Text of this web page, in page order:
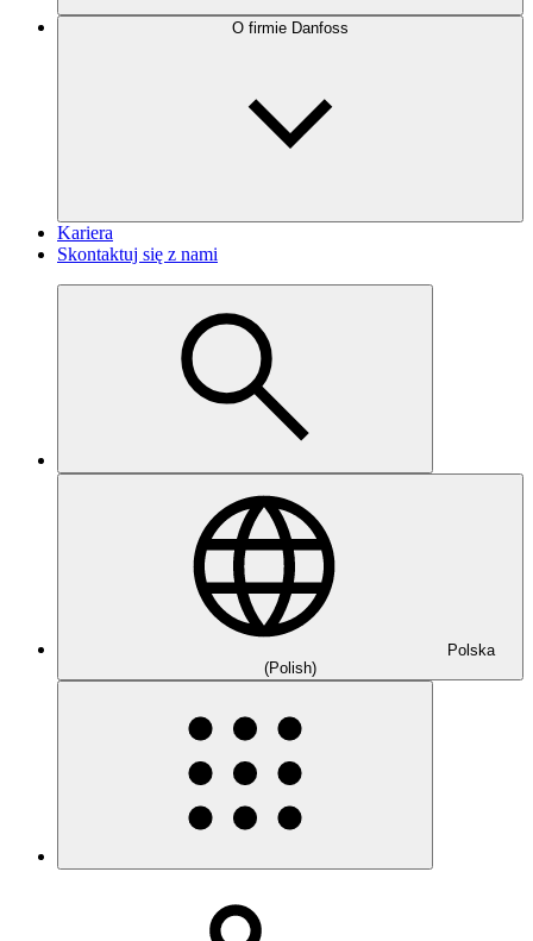
O firmie Danfoss
Kariera
Skontaktuj się z nami
Polska
(Polish)